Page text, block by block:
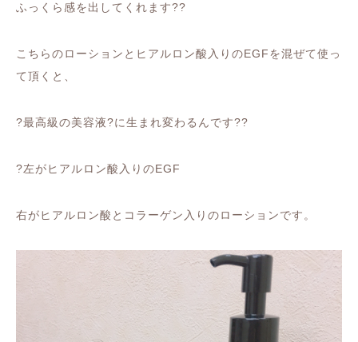
ふっくら感を出してくれます??
こちらのローションとヒアルロン酸入りのEGFを混ぜて使っ
て頂くと、
?最高級の美容液?に生まれ変わるんです??
?左がヒアルロン酸入りのEGF
右がヒアルロン酸とコラーゲン入りのローションです。